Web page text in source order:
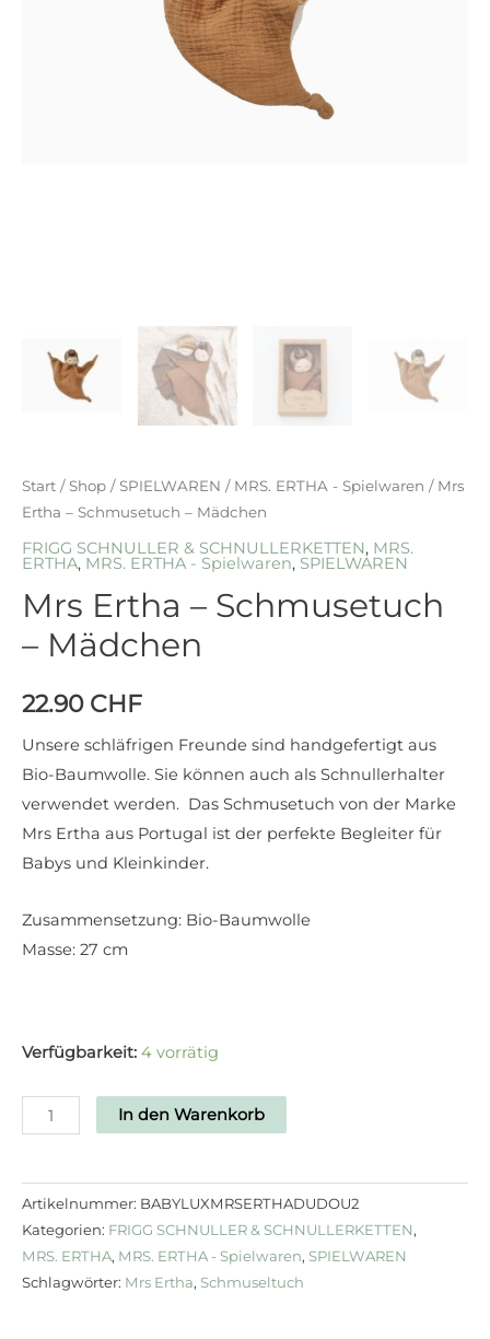
Start /Shop /SPIELWAREN / MRS. ERTHA - Spielwaren / Mrs
Ertha – Schmusetuch – Mädchen
FRIGG SCHNULLER & SCHNULLERKETTEN, MRS.
ERTHA, MRS. ERTHA - Spielwaren, SPIELWAREN
Mrs Ertha – Schmusetuch
– Mädchen
22.90 CHF
Unsere schläfrigen Freunde sind handgefertigt aus
Bio-Baumwolle. Sie können auch als Schnullerhalter
verwendet werden. Das Schmusetuch von der Marke
Mrs Ertha aus Portugal ist der perfekte Begleiter für
Babys und Kleinkinder.
Zusammensetzung: Bio-Baumwolle
Masse: 27 cm
Verfügbarkeit: 4 vorrätig
In den Warenkorb
Artikelnummer: BABYLUXMRSERTHADUDOU2
Kategorien: FRIGG SCHNULLER & SCHNULLERKETTEN,
MRS. ERTHA, MRS. ERTHA - Spielwaren, SPIELWAREN
Schlagwörter: Mrs Ertha, Schmuseltuch